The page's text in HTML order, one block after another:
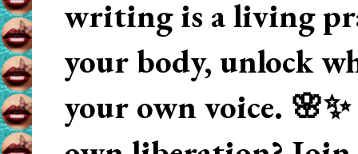
writing is a living
your body, unlock
your own voice.